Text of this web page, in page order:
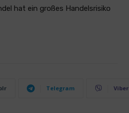
hat ein großes Handelsrisiko
Telegram Viber